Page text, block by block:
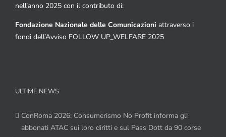
nell’anno 2025 con il contributo di:
Fondazione Nazionale delle Comunicazioni attraverso i
fondi dell’Avviso FOLLOW UP_WELFARE 2025
ULTIME NEWS
ConRoma 2026: Consumerismo No Profit informa gli
abbonati ATAC sui loro diritti e sul Pass Dott da 90 corse